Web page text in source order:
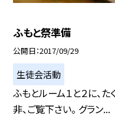
ふもと祭準備
公開日 2017/09/29
生徒会活動
ふもとルーム１と２に、
非、ご覧下さい。 グラン...